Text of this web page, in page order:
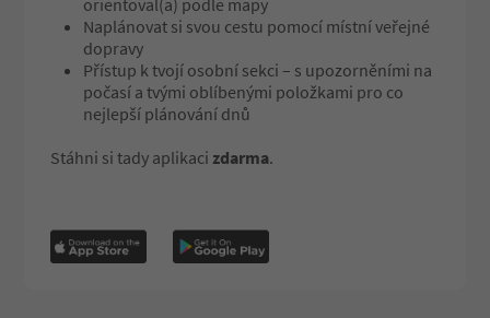
Naplánovat si svou cestu pomocí místní veřejné
dopravy
Přístup k tvojí osobní sekci – s upozorněními na
počasí a tvými oblíbenými položkami pro co
nejlepší plánování dnů
Stáhni si tady aplikaci zdarma.